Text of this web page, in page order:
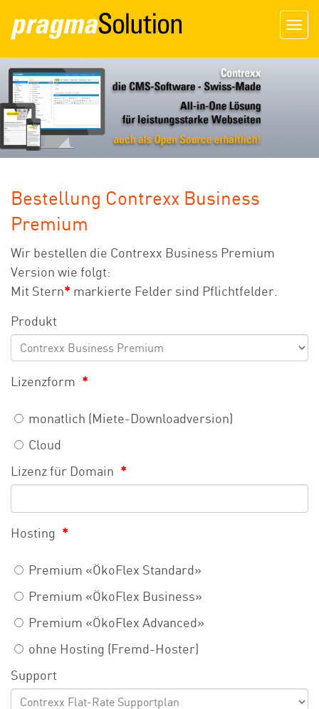
Bestellung Contrexx Business
Premium
Wir bestellen die Contrexx Business Premium
Version wie folgt:
Mit Stern* markierte Felder sind Pflichtfelder.
Produkt
Lizenzform *
monatlich (Miete-Downloadversion)
Cloud
Lizenz für Domain *
Hosting *
Premium «ÖkoFlex Standard»
Premium «ÖkoFlex Business»
Premium «ÖkoFlex Advanced»
ohne Hosting (Fremd-Hoster)
Support